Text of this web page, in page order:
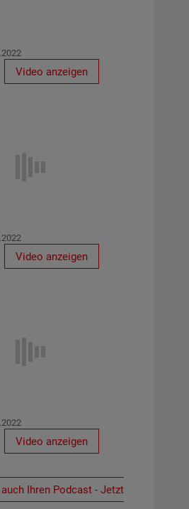
Video anzeigen
Video anzeigen
Video anzeigen
Ihren Podcast - Jetzt